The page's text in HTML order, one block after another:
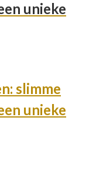
unieke
slimme
unieke